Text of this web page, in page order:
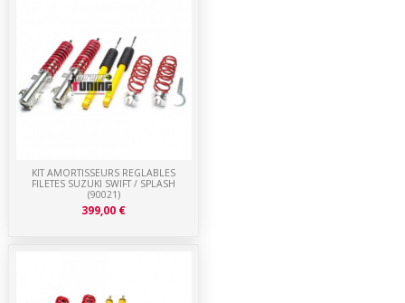
KIT AMORTISSEURS REGLABLES
FILETES SUZUKI SWIFT / SPLASH
(90021)
399,00 €